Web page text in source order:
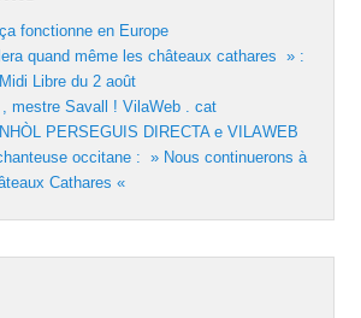
fonctionne en Europe
quand même les châteaux cathares » :
Libre du 2 août
mestre Savall ! VilaWeb . cat
PERSEGUIS DIRECTA e VILAWEB
occitane : » Nous continuerons à
Cathares «